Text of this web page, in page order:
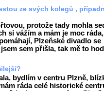
ze svých kolegů ,
protože tady mohla
si vážím a mám je moc
Plzeňské divadlo se
sem přišla, tak mě to
bydlím v centru Plzně,
ráda celé historické